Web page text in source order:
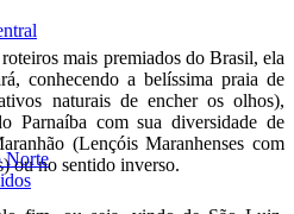
Norte
mais premiados do Brasil, ela
conhecendo a belíssima praia de
naturais de encher os olhos),
Parnaíba com sua diversidade de
(Lençóis Maranhenses com
ou no sentido inverso.